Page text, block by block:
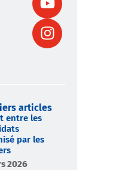
articles
entre les
par les
2026